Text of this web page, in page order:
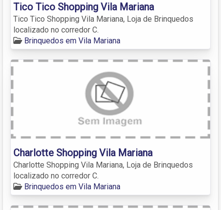
Tico Tico Shopping Vila Mariana
Tico Tico Shopping Vila Mariana, Loja de Brinquedos
localizado no corredor C.
Brinquedos em Vila Mariana
Charlotte Shopping Vila Mariana
Charlotte Shopping Vila Mariana, Loja de Brinquedos
localizado no corredor C.
Brinquedos em Vila Mariana